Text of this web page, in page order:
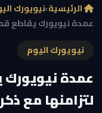
الرئيسية›نيويورك
عمدة نيويورك يقاطع
نيويورك اليوم
عمدة
لتزامنها مع